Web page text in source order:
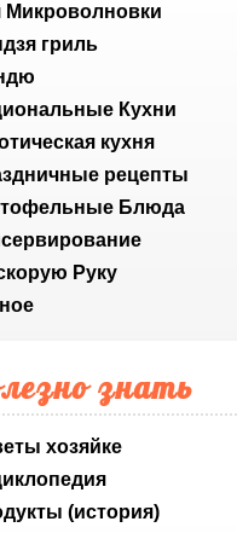
Микроволновки
гриль
Кухни
кухня
рецепты
Блюда
Руку
знать
хозяйке
(история)